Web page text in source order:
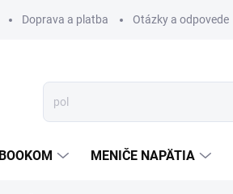
Doprava a platba Otázky a odpovede
MENIČE NAPÄTIA